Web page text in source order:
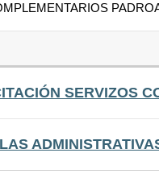
SERVIZOS